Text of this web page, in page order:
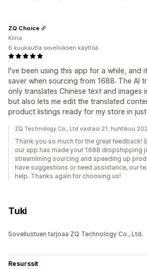
I've been using this app for a while, and
saver when sourcing from 1688. The AI
only translates Chinese text and images
but also lets me edit the translated
product listings ready for my store in just
ZQ Choice
Kiina
6 kuukautta sovelluksen käyttöä
ZQ Technology Co., Ltd vastasi 21. huhtikuu
Thank you so much for the great feedback!
our app has made your 1688 dropshipping
streamlining sourcing and speeding up
have suggestions or need assistance, our
help. Thanks again for choosing us!
Tuki
Sovellustuen tarjoaa ZQ Technology Co., Ltd.
Resurssit